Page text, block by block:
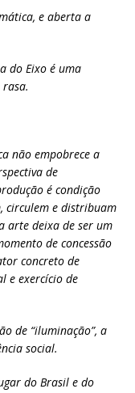
e aberta a
do Eixo é uma
não empobrece a
de
é condição
circulem e distribuam
arte deixa de ser um
de concessão
concreto de
e exercício de
de “iluminação”, a
social.
do Brasil e do